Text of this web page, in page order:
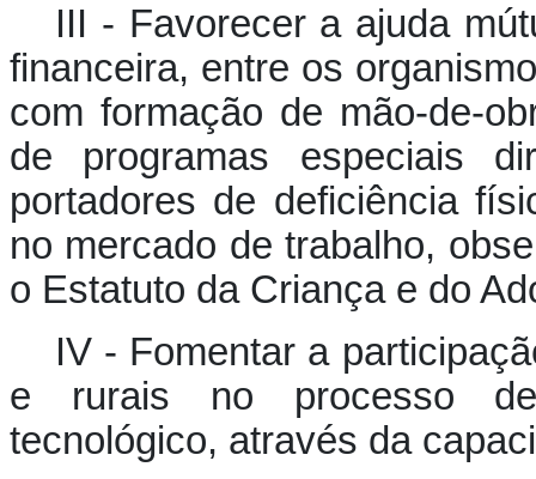
III - Favorecer a ajuda
financeira, entre os
com formação de mão-de-
de programas especiais
portadores de deficiência
no mercado de trabalho,
o Estatuto da Criança e do
IV - Fomentar a
e rurais no processo de
tecnológico, através da